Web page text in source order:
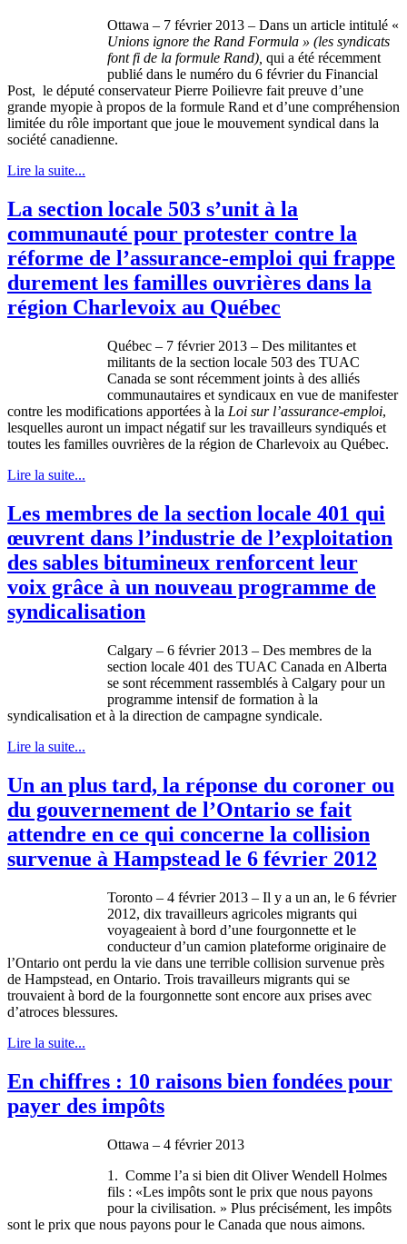
Ottawa – 7 février2013 – Dans un article intitulé «
Unions ignore the Rand Formula » (les syndicats
fontfi de la formule Rand), qui a été récemment
publié dans le numéro du 6 févrierdu Financial
Post, le député conservateurPierre Poilievre faitpreuve d’une
grande myopie à propos de la formule Rand etd’une compréhension
limitée du rôle importantque joue le mouvement syndical dans la
société canadienne.
Lire la suite...
La section locale 503 s’unit à la
communauté pour protester contre la
réforme de l’assurance-emploi qui frappe
durement les familles ouvrières dans la
région Charlevoix au Québec
Québec – 7 février2013 – Des militantes et
militants de la section locale 503 des TUAC
Canada se sont récemment joints à des alliés
communautaires et syndicaux en vue de manifester
contre les modifications apportées à la Loi sur l’assurance-emploi,
lesquelles auront un impact négatif surles travailleurs syndiqués et
toutes les familles ouvrières de la région de Charlevoix au Québec.
Lire la suite...
Les membres de la section locale 401 qui
œuvrent dans l’industrie de l’exploitation
des sables bitumineux renforcent leur
voix grâce à un nouveau programme de
syndicalisation
Calgary – 6 février2013 – Des membres de la
section locale 401 des TUAC Canada en Alberta
se sont récemment rassemblés à Calgary pour un
programme intensifde formation à la
syndicalisation et à la direction de campagne syndicale.
Lire la suite...
Un an plus tard, la réponse du coroner ou
du gouvernement de l’Ontario se fait
attendre en ce qui concerne la collision
survenue à Hampstead le 6 février 2012
Toronto – 4 février2013 – Il y a un an, le 6 février
2012, dix travailleurs agricoles migrants qui
voyageaient à bord d’une fourgonnette et le
conducteur d’un camion plateforme originaire de
l’Ontario ont perdu la vie dans une terrible collision survenue près
de Hampstead, en Ontario. Trois travailleurs migrants qui se
trouvaient à bord de la fourgonnette sont encore aux prises avec
d’atroces blessures.
Lire la suite...
En chiffres : 10 raisons bien fondées pour
payer des impôts
Ottawa – 4 février2013
1. Comme l’a si bien dit Oliver Wendell Holmes
fils : «Les impôts sont le prix que nous payons
pour la civilisation. » Plus précisément, les impôts
sont le prix que nous payons pour le Canada que nous aimons.